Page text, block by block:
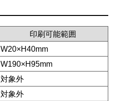
印刷可能範囲
W20×H40mm
W190×H95mm
対象外
対象外